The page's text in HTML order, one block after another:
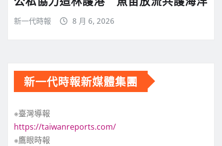
新一代時報 8 月 6, 2026
新一代時報新媒體集團
※臺灣導報
https://taiwanreports.com/
※鷹眼時報